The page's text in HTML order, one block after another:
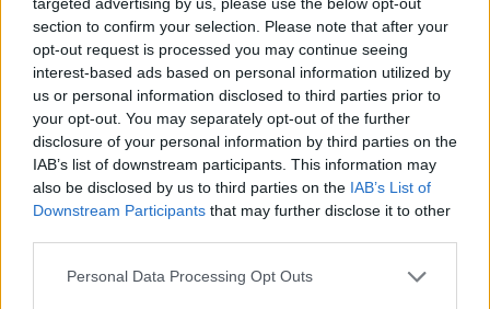
section to confirm your selection. Please note that after your
opt-out request is processed you may continue seeing
interest-based ads based on personal information utilized by
us or personal information disclosed to third parties prior to
your opt-out. You may separately opt-out of the further
disclosure of your personal information by third parties on the
IAB’s list of downstream participants. This information may
also be disclosed by us to third parties on the IAB’s List of
Downstream Participants that may further disclose it to other
Please note that this website/app uses one or more Google
Personal Data Processing Opt Outs
erősíti, az első rész DVD-s szinkronjához képest
változatlan hangokkal, amit családi kötelék és
korábbi ökölvívó erősít.